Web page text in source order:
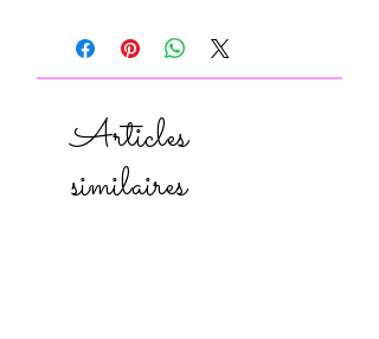
Articles
similaires